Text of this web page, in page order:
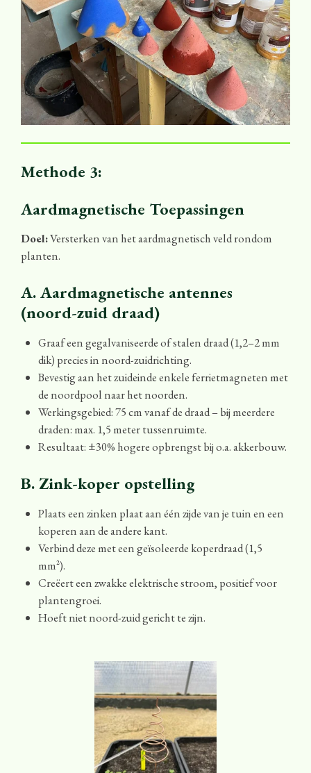
Methode 3:
Aardmagnetische Toepassingen
Doel:Versterken van het aardmagnetisch veld rondom
planten.
A. Aardmagnetische antennes
(noord-zuid draad)
Graaf een gegalvaniseerde of stalen draad (1,2–2 mm
dik) precies in noord-zuidrichting.
Bevestig aan het zuideinde enkele ferrietmagneten met
de noordpool naar het noorden.
Werkingsgebied: 75 cm vanaf de draad – bij meerdere
draden: max. 1,5 meter tussenruimte.
Resultaat: ±30% hogere opbrengst bij o.a. akkerbouw.
B. Zink-koper opstelling
Plaats een zinken plaat aan één zijde van je tuin en een
koperen aan de andere kant.
Verbind deze met een geïsoleerde koperdraad (1,5
mm²).
Creëert een zwakke elektrische stroom, positief voor
plantengroei.
Hoeft niet noord-zuid gericht te zijn.